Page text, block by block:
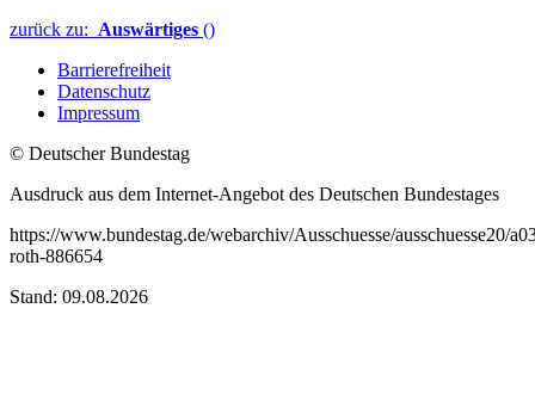
zurück zu: Auswärtiges ()
Barrierefreiheit
Datenschutz
Impressum
© Deutscher Bundestag
Ausdruck aus dem Internet-Angebot des Deutschen Bundestages
https://www.bundestag.de/webarchiv/Ausschuesse/ausschuesse20/
roth-886654
Stand: 09.08.2026